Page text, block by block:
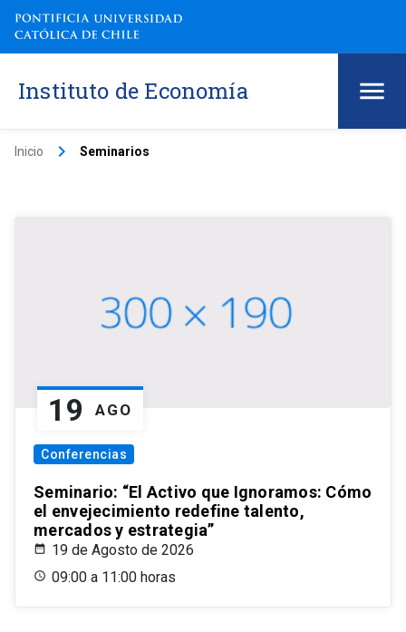
Instituto de Economía
Inicio keyboard_arrow_right Seminarios
19 AGO
Conferencias
Seminario: “El Activo que Ignoramos: Cómo
el envejecimiento redefine talento,
mercados y estrategia”
19 de Agosto de 2026
09:00 a 11:00 horas